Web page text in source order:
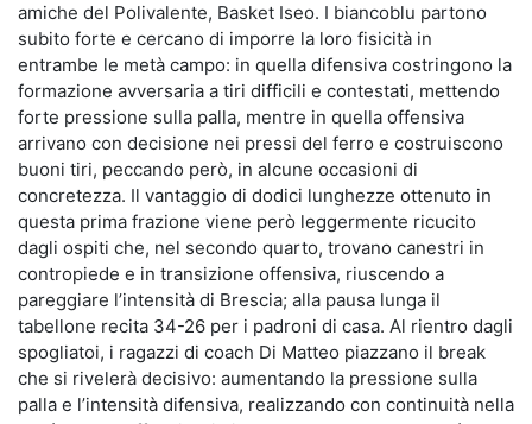
amiche del Polivalente, Basket Iseo. I biancoblu partono
subito forte e cercano di imporre la loro fisicità in
entrambe le metà campo: in quella difensiva costringono la
formazione avversaria a tiri difficili e contestati, mettendo
forte pressione sulla palla, mentre in quella offensiva
arrivano con decisione nei pressi del ferro e costruiscono
buoni tiri, peccando però, in alcune occasioni di
concretezza. Il vantaggio di dodici lunghezze ottenuto in
questa prima frazione viene però leggermente ricucito
dagli ospiti che, nel secondo quarto, trovano canestri in
contropiede e in transizione offensiva, riuscendo a
pareggiare l’intensità di Brescia; alla pausa lunga il
tabellone recita 34-26 per i padroni di casa. Al rientro dagli
spogliatoi, i ragazzi di coach Di Matteo piazzano il break
che si rivelerà decisivo: aumentando la pressione sulla
palla e l’intensità difensiva, realizzando con continuità nella